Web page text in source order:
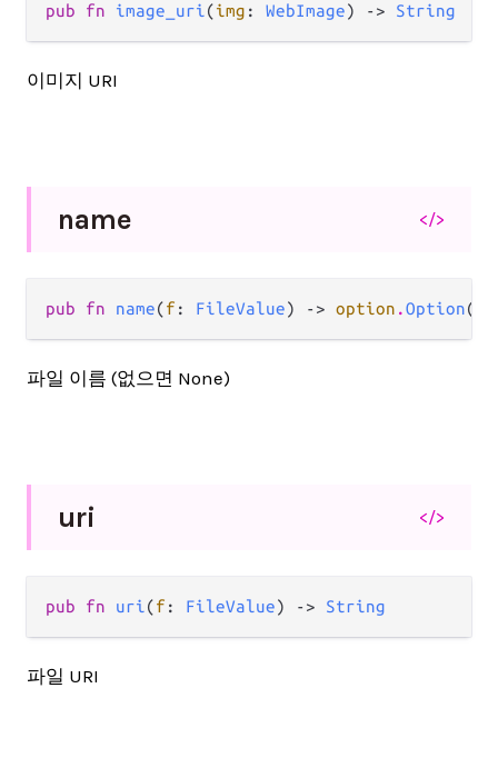
pub fn image_uri(img : WebImage) -> String
이미지 URI
name </>
pub fn name(f : FileValue) -> option .Option(
파일 이름 (없으면 None)
uri </>
pub fn uri(f : FileValue) -> String
파일 URI